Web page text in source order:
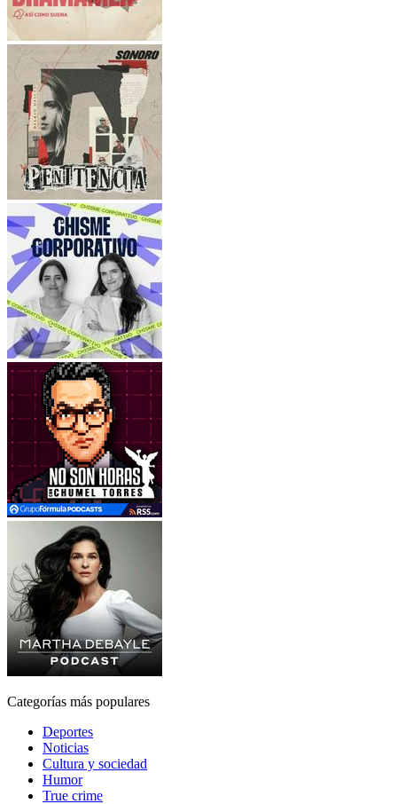
Categorías más populares
Deportes
Noticias
Cultura y sociedad
Humor
True crime